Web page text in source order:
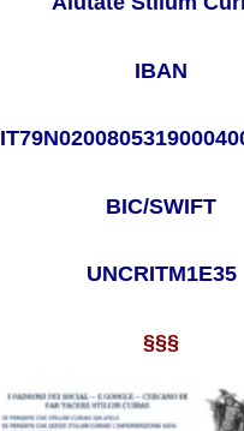
IBAN
BIC/SWIFT
UNCRITM1E35
§§§